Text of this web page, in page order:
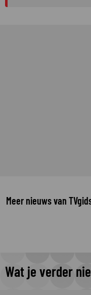
Meer nieuws van
Wat je verder